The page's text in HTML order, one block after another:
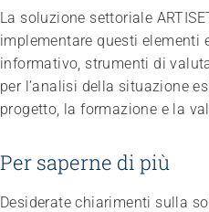
La soluzione settoriale
implementare questi elementi
informativo, strumenti di
per l’analisi della situazione
progetto, la formazione e la
Per saperne di più
Desiderate chiarimenti sulla